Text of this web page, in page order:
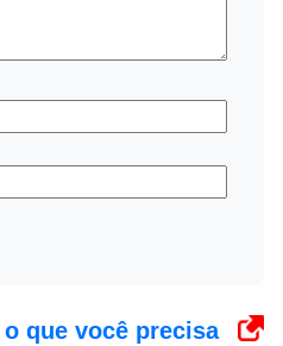
que você precisa